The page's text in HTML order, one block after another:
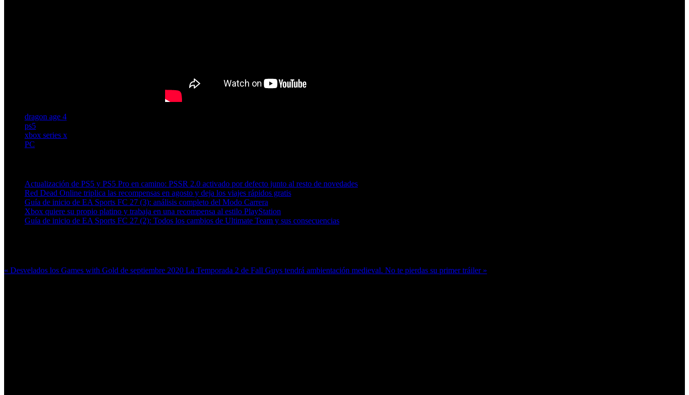
dragon age 4
ps5
xbox series x
PC
Actualización de PS5 y PS5 Pro en camino: PSSR 2.0 activado por defecto junto al resto de novedades
Red Dead Online triplica las recompensas en agosto y deja los viajes rápidos gratis
Guía de inicio de EA Sports FC 27 (3): análisis completo del Modo Carrera
Xbox quiere su propio platino y trabaja en una recompensa al estilo PlayStation
Guía de inicio de EA Sports FC 27 (2): Todos los cambios de Ultimate Team y sus consecuencias
« Desvelados los Games with Gold de septiembre 2020 La Temporada 2 de Fall Guys tendrá ambientación medieval. No te pierdas su primer tráiler »